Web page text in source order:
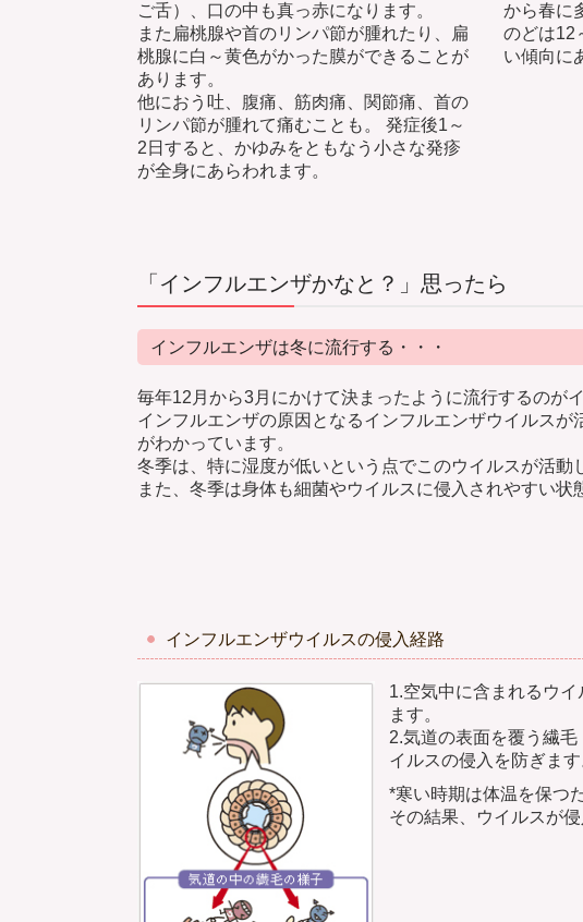
ご舌）、口の中も真っ赤になります。
また扁桃腺や首のリンパ節が腫れたり、扁
桃腺に白～黄色がかった膜ができることが
あります。
他におう吐、腹痛、筋肉痛、関節痛、首の
リンパ節が腫れて痛むことも。 発症後1～
2日すると、かゆみをともなう小さな発疹
が全身にあらわれます。
から春に
のどは12
い傾向に
「インフルエンザかなと？」思ったら
インフルエンザは冬に流行する・・・
毎年12月から3月にかけて決まったように流行するのが
インフルエンザの原因となるインフルエンザウイルス
がわかっています。
冬季は、特に湿度が低いという点でこのウイルスが活動
また、冬季は身体も細菌やウイルスに侵入されやすい状
インフルエンザウイルスの侵入経路
1.空気中に含まれるウ
ます。
2.気道の表面を覆う繊
イルスの侵入を防ぎます
*寒い時期は体温を保つ
その結果、ウイルスが